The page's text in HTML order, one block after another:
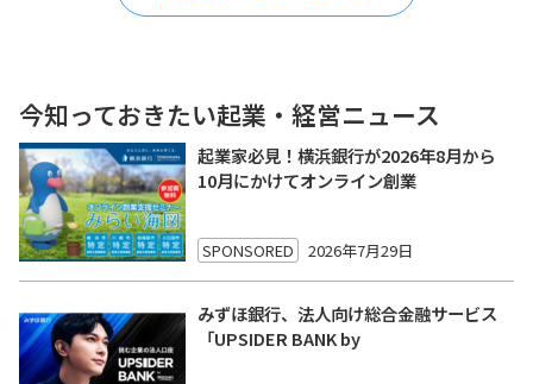
今知っておきたい起業・経営ニュース
起業家必見！横浜銀行が2026年8月から
10月にかけてオンライン創業
SPONSORED 2026年7月29日
みずほ銀行、法人向け総合金融サービス
「UPSIDER BANK by